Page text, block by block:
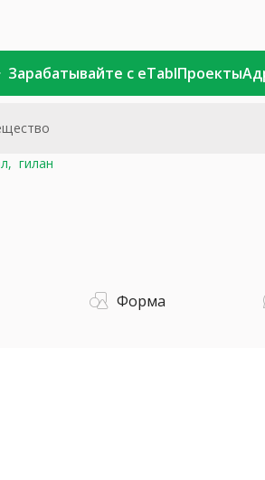
Зарабатывайте с eTablПроекты
гилан
Форма